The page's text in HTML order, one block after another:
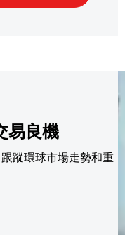
易良機
蹤環球市場走勢和重